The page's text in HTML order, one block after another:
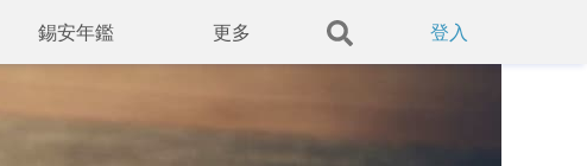
錫安年鑑 更多 登入